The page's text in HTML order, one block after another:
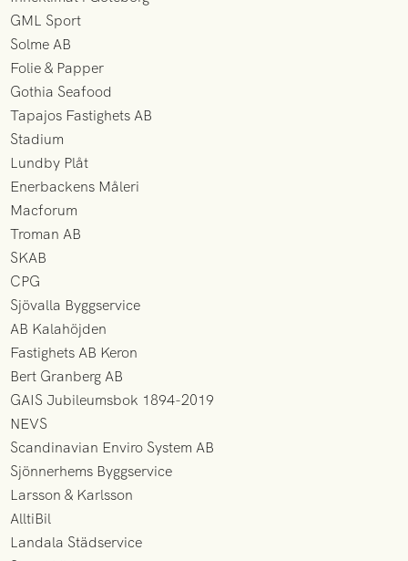
GML Sport
Solme AB
Folie & Papper
Gothia Seafood
Tapajos Fastighets AB
Stadium
Lundby Plåt
Enerbackens Måleri
Macforum
Troman AB
SKAB
CPG
Sjövalla Byggservice
AB Kalahöjden
Fastighets AB Keron
Bert Granberg AB
GAIS Jubileumsbok 1894-2019
NEVS
Scandinavian Enviro System AB
Sjönnerhems Byggservice
Larsson & Karlsson
AlltiBil
Landala Städservice